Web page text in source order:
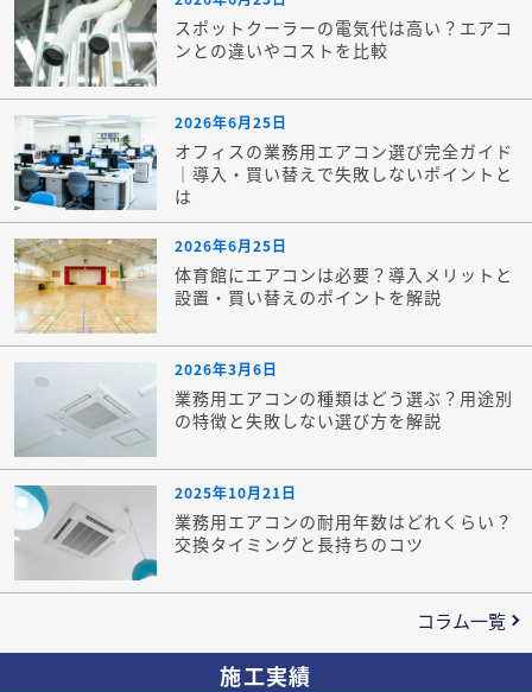
スポットクーラーの電気代は高い？エアコ
ンとの違いやコストを比較
2026年6月25日
オフィスの業務用エアコン選び完全ガイド
｜導入・買い替えで失敗しないポイントと
は
2026年6月25日
体育館にエアコンは必要？導入メリットと
設置・買い替えのポイントを解説
2026年3月6日
業務用エアコンの種類はどう選ぶ？用途別
の特徴と失敗しない選び方を解説
2025年10月21日
業務用エアコンの耐用年数はどれくらい？
交換タイミングと長持ちのコツ
コラム一覧
施工実績